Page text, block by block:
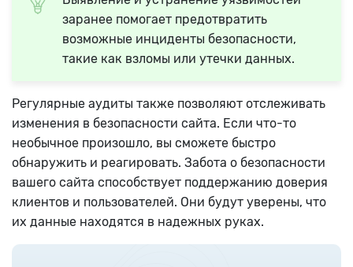
заранее помогает предотвратить
возможные инциденты безопасности,
такие как взломы или утечки данных.
Регулярные аудиты также позволяют отслеживать
изменения в безопасности сайта. Если что-то
необычное произошло, вы сможете быстро
обнаружить и реагировать. Забота о безопасности
вашего сайта способствует поддержанию доверия
клиентов и пользователей. Они будут уверены, что
их данные находятся в надежных руках.